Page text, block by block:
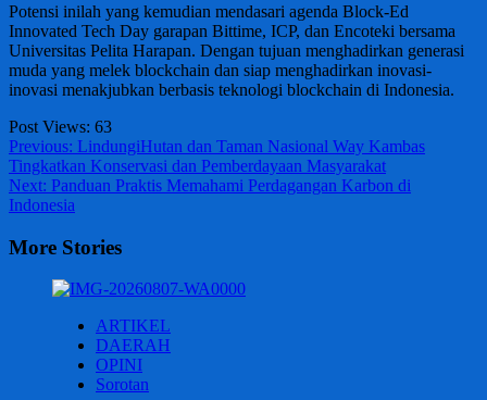
Potensi inilah yang kemudian mendasari agenda Block-Ed
Innovated Tech Day garapan Bittime, ICP, dan Encoteki bersama
Universitas Pelita Harapan. Dengan tujuan menghadirkan generasi
muda yang melek blockchain dan siap menghadirkan inovasi-
inovasi menakjubkan berbasis teknologi blockchain di Indonesia.
Post Views: 63
Post
navigation
Previous: LindungiHutan dan Taman Nasional Way Kambas
Tingkatkan Konservasi dan Pemberdayaan Masyarakat
Next: Panduan Praktis Memahami Perdagangan Karbon di
Indonesia
More Stories
ARTIKEL
DAERAH
OPINI
Sorotan